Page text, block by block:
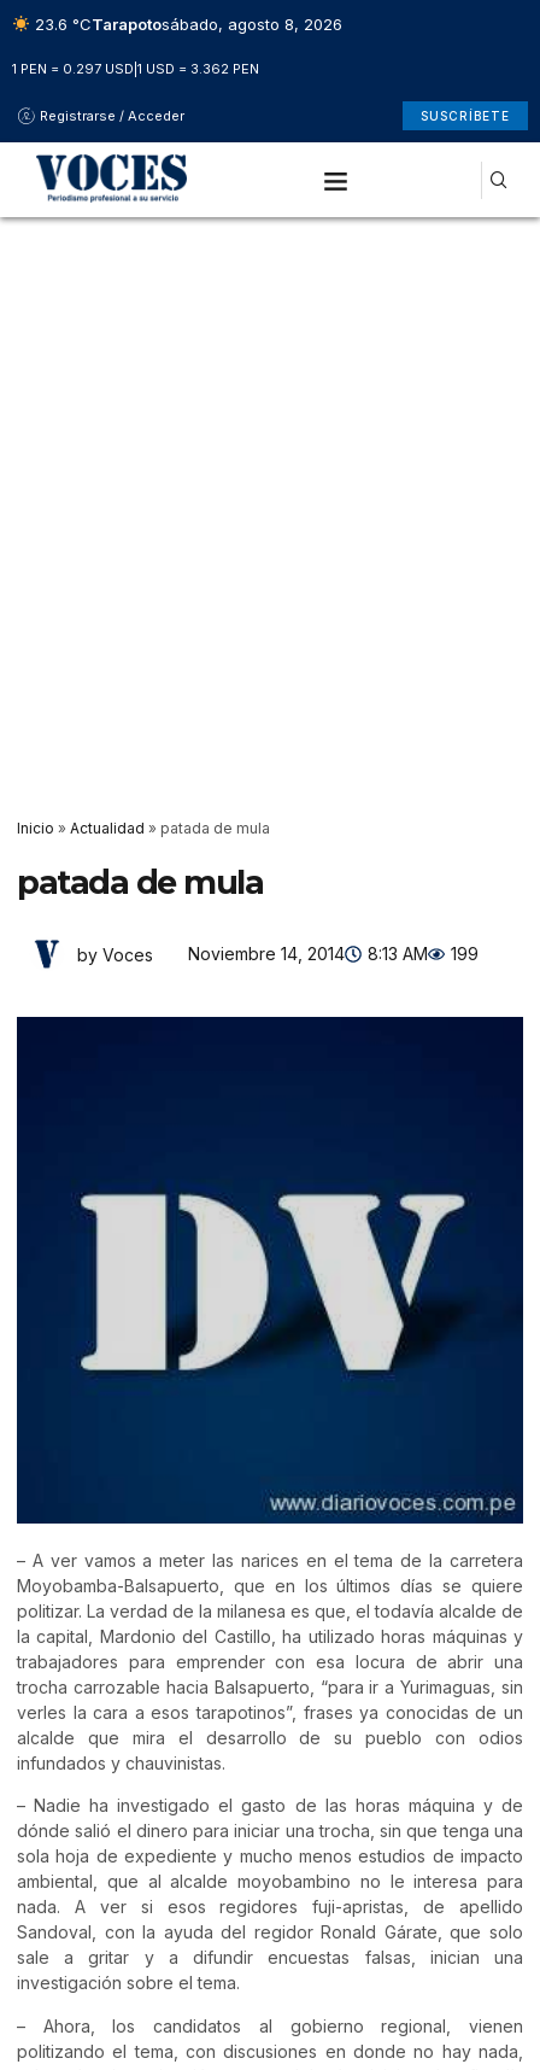
23.6 °CTarapotosábado, agosto 8, 2026
1 PEN = 0.297 USD 1 USD = 3.362 PEN
Registrarse / Acceder SUSCRÍBETE
Inicio » Actualidad » patada de mula
patada de mula
by Voces Noviembre 14, 2014 8:13 AM 199
– A ver vamos a meter las narices en el tema de la carretera
Moyobamba-Balsapuerto, que en los últimos días se quiere
politizar. La verdad de la milanesa es que, el todavía alcalde de
la capital, Mardonio del Castillo, ha utilizado horas máquinas y
trabajadores para emprender con esa locura de abrir una
trocha carrozable hacia Balsapuerto, “para ir a Yurimaguas, sin
verles la cara a esos tarapotinos”, frases ya conocidas de un
alcalde que mira el desarrollo de su pueblo con odios
infundados y chauvinistas.
– Nadie ha investigado el gasto de las horas máquina y de
dónde salió el dinero para iniciar una trocha, sin que tenga una
sola hoja de expediente y mucho menos estudios de impacto
ambiental, que al alcalde moyobambino no le interesa para
nada. A ver si esos regidores fuji-apristas, de apellido
Sandoval, con la ayuda del regidor Ronald Gárate, que solo
sale a gritar y a difundir encuestas falsas, inician una
investigación sobre el tema.
– Ahora, los candidatos al gobierno regional, vienen
politizando el tema, con discusiones en donde no hay nada,